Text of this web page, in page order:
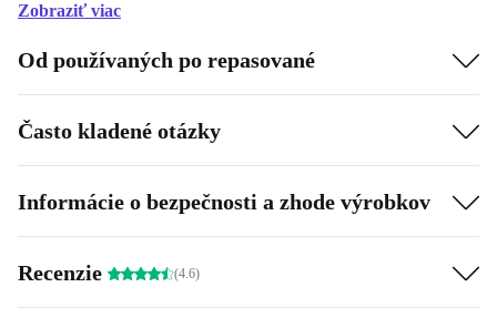
Zobraziť viac
Od používaných po repasované
Často kladené otázky
Informácie o bezpečnosti a zhode výrobkov
Recenzie (4.6)